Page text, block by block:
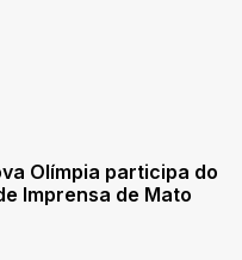
Olímpia participa do
Imprensa de Mato